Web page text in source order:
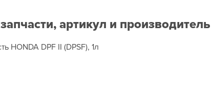
артикул и производитель
HONDA DPF II (DPSF), 1л